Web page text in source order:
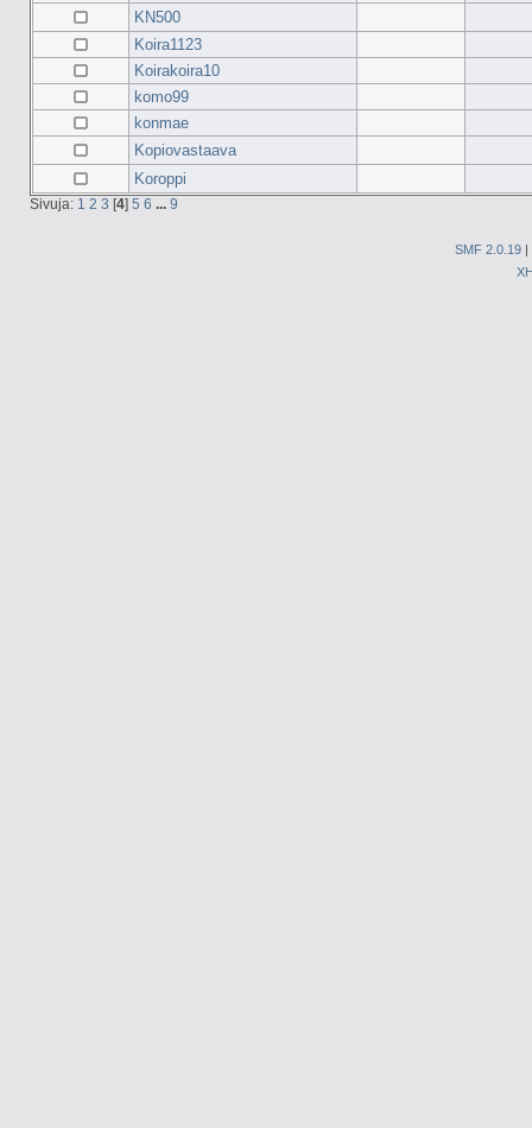
KN500
Koira1123
Koirakoira10
komo99
konmae
Kopiovastaava
Koroppi
Sivuja: 1 2 3 [4] 5 6 ... 9
SMF 2.0.19